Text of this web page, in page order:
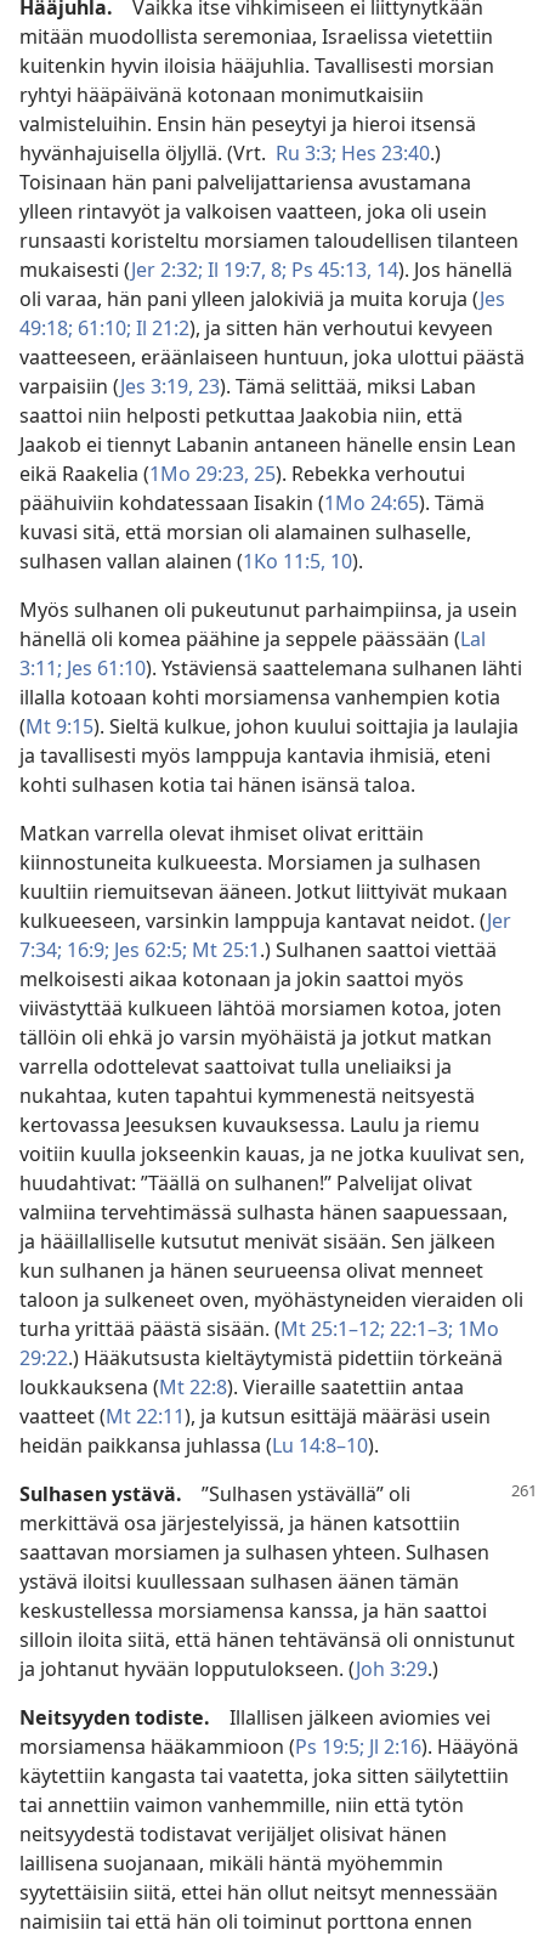
Hääjuhla. Vaikka itse vihkimiseen ei liittynytkään
mitään muodollista seremoniaa, Israelissa vietettiin
kuitenkin hyvin iloisia hääjuhlia. Tavallisesti morsian
ryhtyi hääpäivänä kotonaan monimutkaisiin
valmisteluihin. Ensin hän peseytyi ja hieroi itsensä
hyvänhajuisella öljyllä. (Vrt. Ru 3:3; Hes 23:40.)
Toisinaan hän pani palvelijattariensa avustamana
ylleen rintavyöt ja valkoisen vaatteen, joka oli usein
runsaasti koristeltu morsiamen taloudellisen tilanteen
mukaisesti (Jer 2:32; Il 19:7, 8; Ps 45:13, 14). Jos hänellä
oli varaa, hän pani ylleen jalokiviä ja muita koruja (Jes
49:18; 61:10; Il 21:2), ja sitten hän verhoutui kevyeen
vaatteeseen, eräänlaiseen huntuun, joka ulottui päästä
varpaisiin (Jes 3:19, 23). Tämä selittää, miksi Laban
saattoi niin helposti petkuttaa Jaakobia niin, että
Jaakob ei tiennyt Labanin antaneen hänelle ensin Lean
eikä Raakelia (1Mo 29:23, 25). Rebekka verhoutui
päähuiviin kohdatessaan Iisakin (1Mo 24:65). Tämä
kuvasi sitä, että morsian oli alamainen sulhaselle,
sulhasen vallan alainen (1Ko 11:5, 10).
Myös sulhanen oli pukeutunut parhaimpiinsa, ja usein
hänellä oli komea päähine ja seppele päässään (Lal
3:11; Jes 61:10). Ystäviensä saattelemana sulhanen lähti
illalla kotoaan kohti morsiamensa vanhempien kotia
(Mt 9:15). Sieltä kulkue, johon kuului soittajia ja laulajia
ja tavallisesti myös lamppuja kantavia ihmisiä, eteni
kohti sulhasen kotia tai hänen isänsä taloa.
Matkan varrella olevat ihmiset olivat erittäin
kiinnostuneita kulkueesta. Morsiamen ja sulhasen
kuultiin riemuitsevan ääneen. Jotkut liittyivät mukaan
kulkueeseen, varsinkin lamppuja kantavat neidot. (Jer
7:34; 16:9; Jes 62:5; Mt 25:1.) Sulhanen saattoi viettää
melkoisesti aikaa kotonaan ja jokin saattoi myös
viivästyttää kulkueen lähtöä morsiamen kotoa, joten
tällöin oli ehkä jo varsin myöhäistä ja jotkut matkan
varrella odottelevat saattoivat tulla uneliaiksi ja
nukahtaa, kuten tapahtui kymmenestä neitsyestä
kertovassa Jeesuksen kuvauksessa. Laulu ja riemu
voitiin kuulla jokseenkin kauas, ja ne jotka kuulivat sen,
huudahtivat: ”Täällä on sulhanen!” Palvelijat olivat
valmiina tervehtimässä sulhasta hänen saapuessaan,
ja hääillalliselle kutsutut menivät sisään. Sen jälkeen
kun sulhanen ja hänen seurueensa olivat menneet
taloon ja sulkeneet oven, myöhästyneiden vieraiden oli
turha yrittää päästä sisään. (Mt 25:1–12; 22:1–3; 1Mo
29:22.) Hääkutsusta kieltäytymistä pidettiin törkeänä
loukkauksena (Mt 22:8). Vieraille saatettiin antaa
vaatteet (Mt 22:11), ja kutsun esittäjä määräsi usein
heidän paikkansa juhlassa (Lu 14:8–10).
Sulhasen ystävä. ”Sulhasen ystävällä” oli
merkittävä osa järjestelyissä, ja hänen katsottiin
saattavan morsiamen ja sulhasen yhteen. Sulhasen
ystävä iloitsi kuullessaan sulhasen äänen tämän
keskustellessa morsiamensa kanssa, ja hän saattoi
silloin iloita siitä, että hänen tehtävänsä oli onnistunut
ja johtanut hyvään lopputulokseen. (Joh 3:29.)
Neitsyyden todiste. Illallisen jälkeen aviomies vei
morsiamensa hääkammioon (Ps 19:5; Jl 2:16). Hääyönä
käytettiin kangasta tai vaatetta, joka sitten säilytettiin
tai annettiin vaimon vanhemmille, niin että tytön
neitsyydestä todistavat verijäljet olisivat hänen
laillisena suojanaan, mikäli häntä myöhemmin
syytettäisiin siitä, ettei hän ollut neitsyt mennessään
naimisiin tai että hän oli toiminut porttona ennen